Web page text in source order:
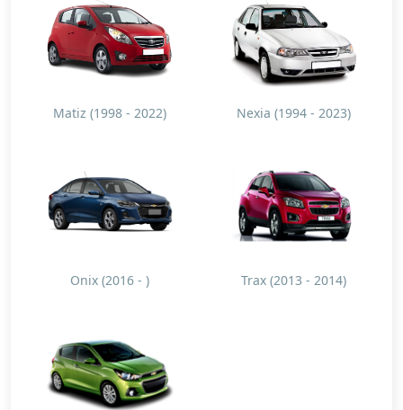
Matiz (1998 - 2022) Nexia (1994 - 2023)
Onix (2016 - ) Trax (2013 - 2014)